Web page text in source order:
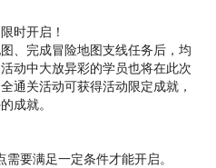
时开启！
、完成冒险地图支线任务后，均
动中大放异彩的学员也将在此次
通关活动可获得活动限定成就，
成就。
要满足一定条件才能开启。